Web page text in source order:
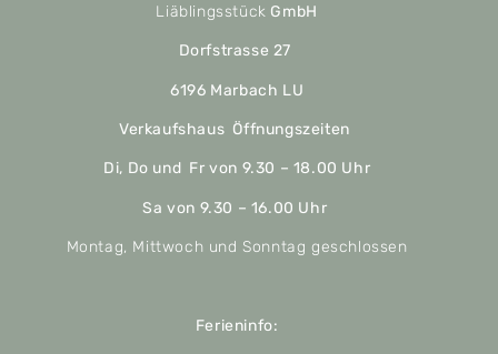
Liäblingsstück GmbH
Dorfstrasse 27
6196 Marbach LU
Verkaufshaus Öffnungszeiten
Di, Do und Fr von 9.30 – 18.00 Uhr
Sa von 9.30 – 16.00 Uhr
Montag, Mittwoch und Sonntag geschlossen
Ferieninfo: